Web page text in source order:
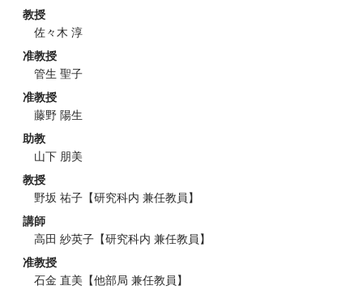
教授
佐々木 淳
准教授
管生 聖子
准教授
藤野 陽生
助教
山下 朋美
教授
野坂 祐子【研究科内 兼任教員】
講師
高田 紗英子【研究科内 兼任教員】
准教授
石金 直美 【他部局 兼任教員】